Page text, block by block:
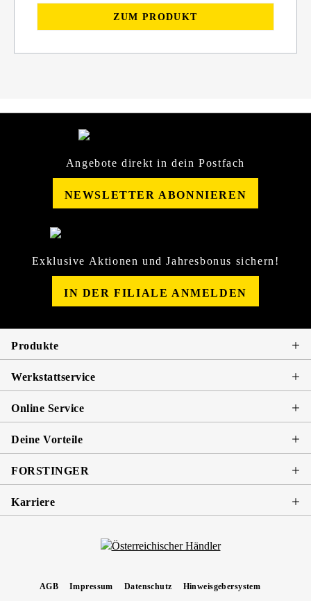
ZUM PRODUKT
Angebote direkt in dein Postfach
NEWSLETTER ABONNIEREN
Exklusive Aktionen und Jahresbonus sichern!
IN DER FILIALE ANMELDEN
Produkte
Werkstattservice
Online Service
Deine Vorteile
FORSTINGER
Karriere
AGB Impressum Datenschutz
Hinweisgebersystem